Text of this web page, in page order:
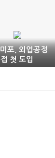
포, 외업공정
첫 도입